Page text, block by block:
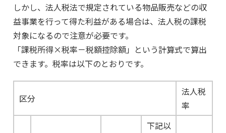
しかし、法人税法で規定されている物品販売などの収
益事業を行って得た利益がある場合は、法人税の課税
対象になるので注意が必要です。
「課税所得×税率－税額控除額」という計算式で算出
できます。税率は以下のとおりです。
区分
法人税
率
下記以